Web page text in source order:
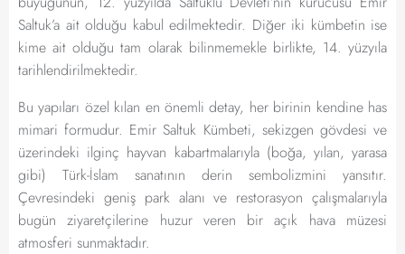
Saltuk’a ait olduğu kabul edilmektedir. Diğer iki kümbetin ise
kime ait olduğu tam olarak bilinmemekle birlikte, 14. yüzyıla
tarihlendirilmektedir.
Bu yapıları özel kılan en önemli detay, her birinin kendine has
mimari formudur. Emir Saltuk Kümbeti, sekizgen gövdesi ve
üzerindeki ilginç hayvan kabartmalarıyla (boğa, yılan, yarasa
gibi) Türk-İslam sanatının derin sembolizmini yansıtır.
Çevresindeki geniş park alanı ve restorasyon çalışmalarıyla
bugün ziyaretçilerine huzur veren bir açık hava müzesi
atmosferi sunmaktadır.